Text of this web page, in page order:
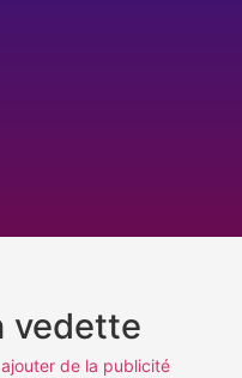
vedette
ajouter de la publicité